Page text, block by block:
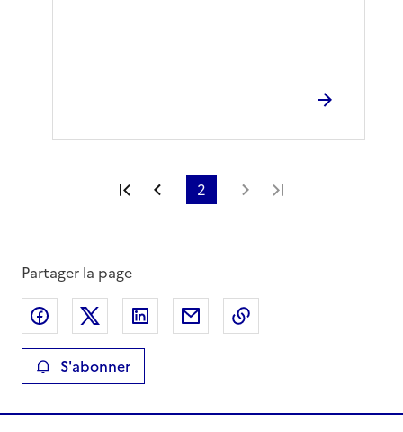
Première page
Page précédente
2 Page suivante
Partager la page
Partager sur Facebook
Partager sur XPartager sur LinkedIn
Partager par email
S'abonner